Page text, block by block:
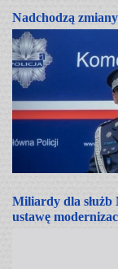
Nadchodzą
Miliardy dla służb
ustawę